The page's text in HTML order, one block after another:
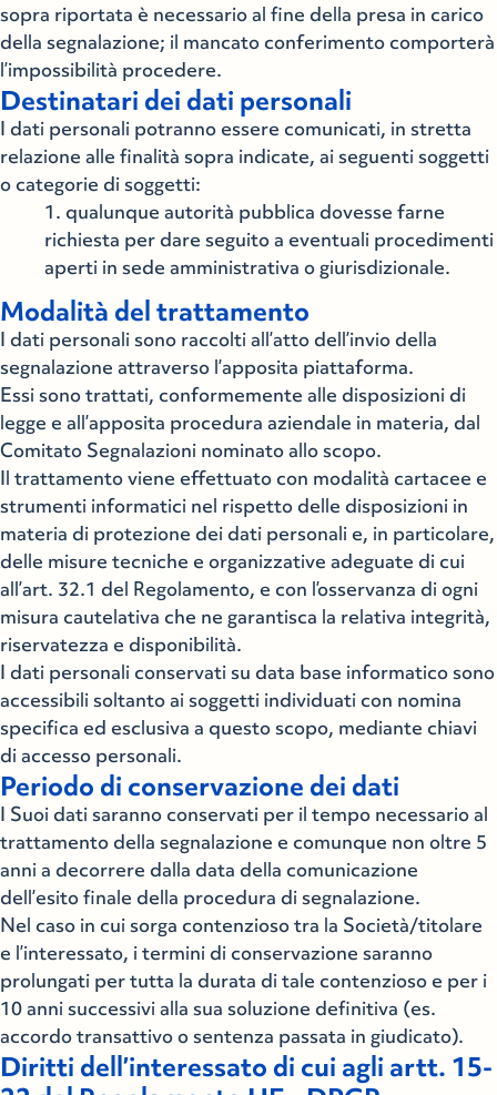
sopra riportata è necessario al fine della presa in carico
della segnalazione; il mancato conferimento comporterà
l’impossibilità procedere.
Destinatari dei dati personali
I dati personali potranno essere comunicati, in stretta
relazione alle finalità sopra indicate, ai seguenti soggetti
o categorie di soggetti:
qualunque autorità pubblica dovesse farne
richiesta per dare seguito a eventuali procedimenti
aperti in sede amministrativa o giurisdizionale.
Modalità del trattamento
I dati personali sono raccolti all’atto dell’invio della
segnalazione attraverso l’apposita piattaforma.
Essi sono trattati, conformemente alle disposizioni di
legge e all’apposita procedura aziendale in materia, dal
Comitato Segnalazioni nominato allo scopo.
Il trattamento viene effettuato con modalità cartacee e
strumenti informatici nel rispetto delle disposizioni in
materia di protezione dei dati personali e, in particolare,
delle misure tecniche e organizzative adeguate di cui
all’art. 32.1 del Regolamento, e con l’osservanza di ogni
misura cautelativa che ne garantisca la relativa integrità,
riservatezza e disponibilità.
I dati personali conservati su data base informatico sono
accessibili soltanto ai soggetti individuati con nomina
specifica ed esclusiva a questo scopo, mediante chiavi
di accesso personali.
Periodo di conservazione dei dati
I Suoi dati saranno conservati per il tempo necessario al
trattamento della segnalazione e comunque non oltre 5
anni a decorrere dalla data della comunicazione
dell’esito finale della procedura di segnalazione.
Nel caso in cui sorga contenzioso tra la Società/titolare
e l’interessato, i termini di conservazione saranno
prolungati per tutta la durata di tale contenzioso e per i
10 anni successivi alla sua soluzione definitiva (es.
accordo transattivo o sentenza passata in giudicato).
Diritti dell’interessato di cui agli artt. 15-